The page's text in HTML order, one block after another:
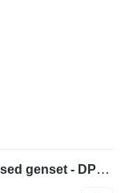
Kubota Z482 - 2,5kVA single phase used genset - DPX-12665